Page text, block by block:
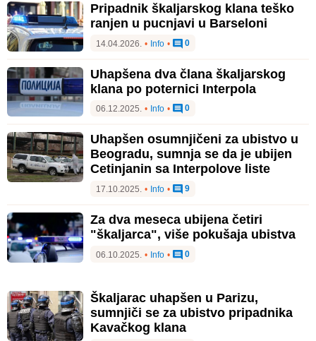
Pripadnik škaljarskog klana teško
ranjen u pucnjavi u Barseloni
14.04.2026. • Info • 0
Uhapšena dva člana škaljarskog
klana po poternici Interpola
06.12.2025. • Info • 0
Uhapšen osumnjičeni za ubistvo u
Beogradu, sumnja se da je ubijen
Cetinjanin sa Interpolove liste
17.10.2025. • Info • 9
Za dva meseca ubijena četiri
"škaljarca", više pokušaja ubistva
06.10.2025. • Info • 0
Škaljarac uhapšen u Parizu,
sumnjiči se za ubistvo pripadnika
Kavačkog klana